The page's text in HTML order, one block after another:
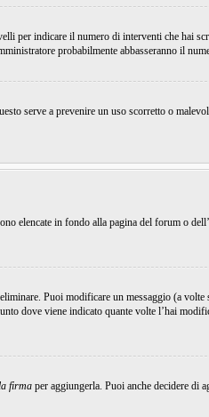
per indicare il numero di interventi che hai
probabilmente abbasseranno il
serve a prevenire un uso scorretto o
elencate in fondo alla pagina del forum o
Puoi modificare un messaggio (a
dove viene indicato quante volte l’hai
firma per aggiungerla. Puoi anche decidere di